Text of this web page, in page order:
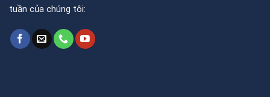
tuần của chúng tôi: